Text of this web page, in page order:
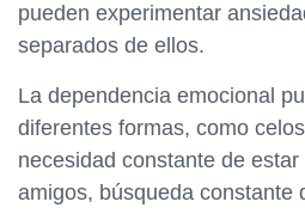
pueden experimentar
separados de ellos.
La dependencia emocional
diferentes formas, como
necesidad constante de
amigos, búsqueda constante